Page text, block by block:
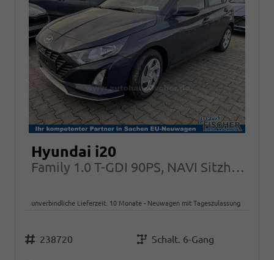
Hyundai i20
Family 1.0 T-GDI 90PS, NAVI Sitzheizung + Lenkradheizung ALU Klimaautomatik RFK
unverbindliche Lieferzeit: 10 Monate Neuwagen mit Tageszulassung
Fahrzeugnr.
238720
Getriebe
Schalt. 6-Gang